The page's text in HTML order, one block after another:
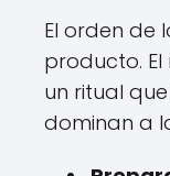
El orden de
producto.
un ritual
dominan a